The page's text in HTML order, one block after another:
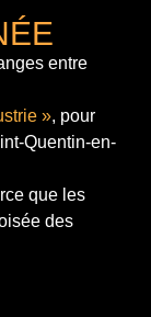
entre
», pour
Quentin-en-
que les
des